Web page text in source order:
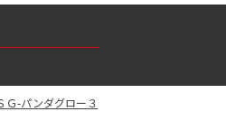
Ｇ-パンダグロー３